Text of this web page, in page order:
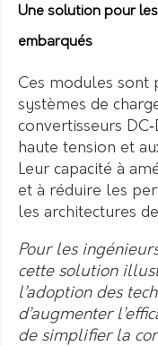
Une solution pour
embarqués
Ces modules sont
systèmes de
convertisseurs
haute tension et
Leur capacité à
et à réduire les
les architectures
Pour les
cette solution
l’adoption des
d’augmenter
de simplifier la